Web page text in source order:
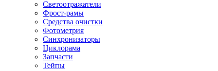
Светоотражатели
Фрост-рамы
Средства очистки
Фотометрия
Синхронизаторы
Циклорама
Запчасти
Тейпы